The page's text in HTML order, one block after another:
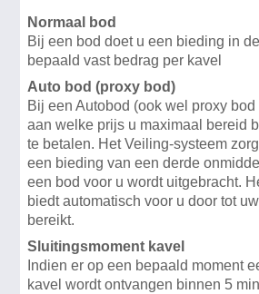
Normaal bod
Bij een bod doet u een bieding in
bepaald vast bedrag per kavel
Auto bod (proxy bod)
Bij een Autobod (ook wel proxy
aan welke prijs u maximaal bereid
te betalen. Het Veiling-systeem
een bieding van een derde
een bod voor u wordt uitgebracht.
biedt automatisch voor u door tot
bereikt.
Sluitingsmoment kavel
Indien er op een bepaald moment
kavel wordt ontvangen binnen 5